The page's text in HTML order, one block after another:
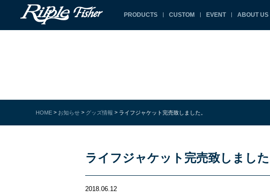
PRODUCTS CUSTOM EVENT ABOUT US
HOME > お知らせ > グッズ情報 > ライフジャケット完売致しました。
ライフジャケット完売致しました
2018.06.12